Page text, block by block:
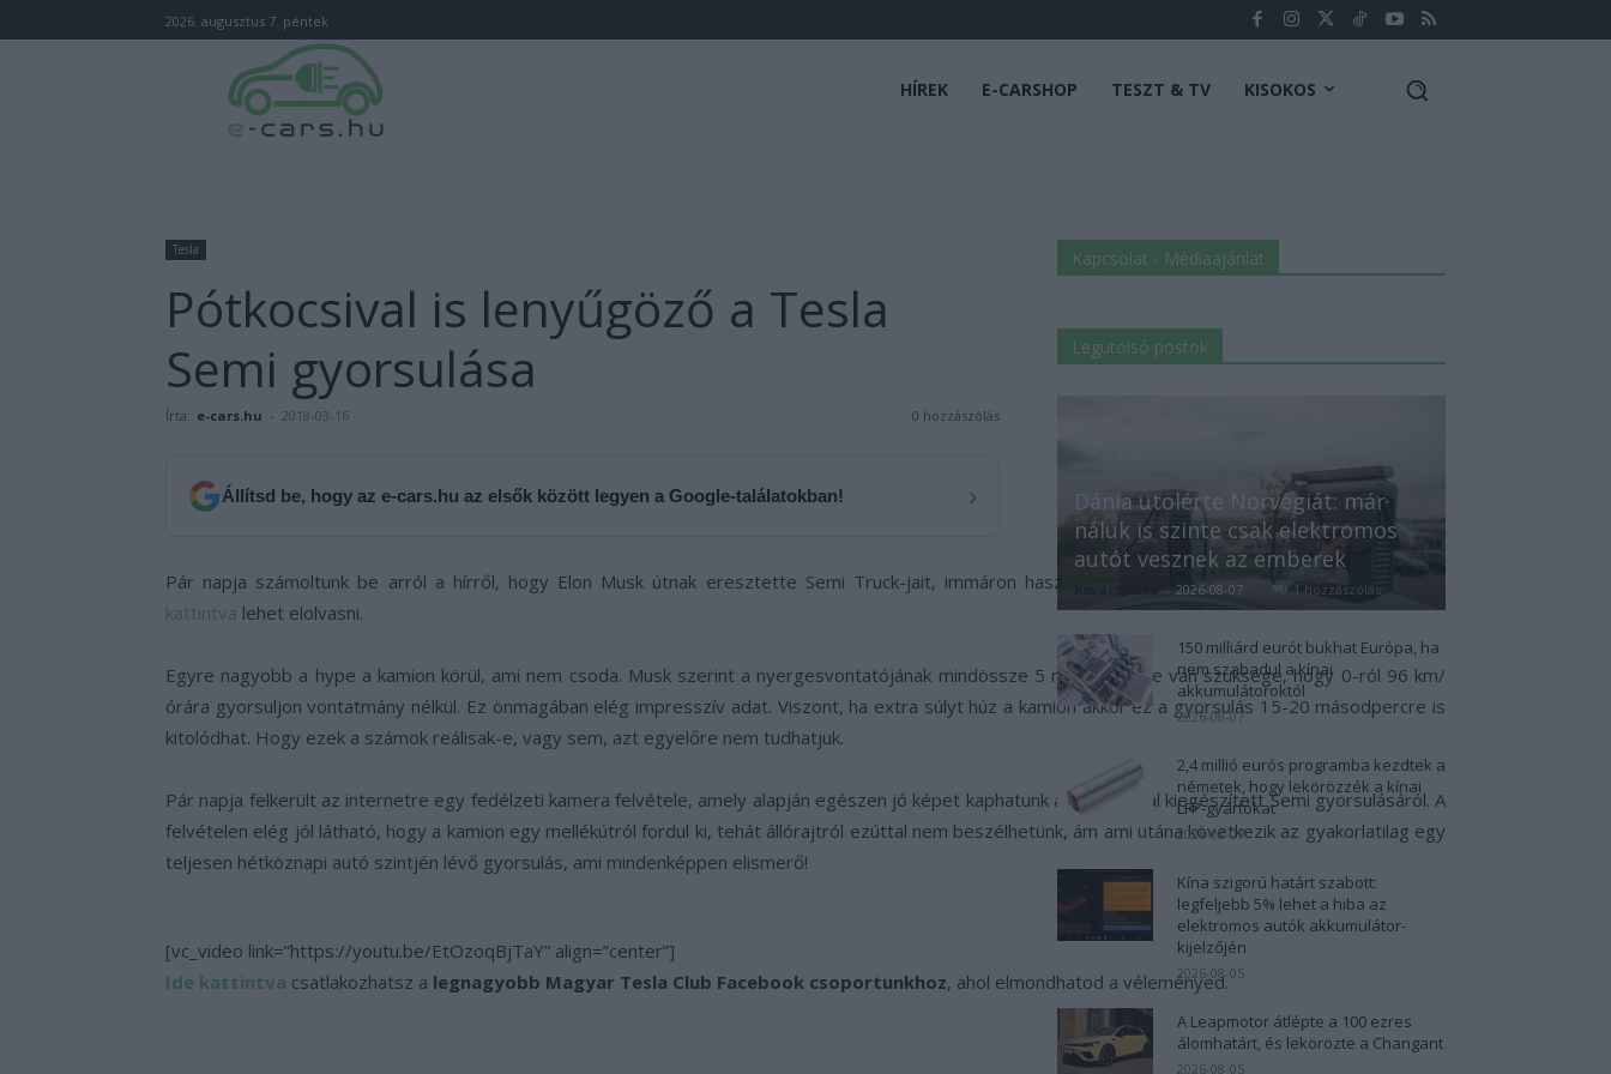
2026. augusztus 7. péntek
HÍREK E-CARSHOP TESZT & TV KISOKOS
Tesla
Pótkocsival is lenyűgöző a Tesla
Semi gyorsulása
Írta: e-cars.hu - 2018-03-16 0 hozzászólás
Állítsd be, hogy az e-cars.hu az elsők között legyen a Google-találatokban! ›
Pár napja számoltunk be arról a hírről, hogy Elon Musk útnak eresztette Semi Truck-jait, immáron hasznos teherrel együtt.Részletes cikkünket ide
kattintva lehet elolvasni.
Egyre nagyobb a hype a kamion körül, ami nem csoda. Musk szerint a nyergesvontatójának mindössze 5 másodpercre van szüksége, hogy 0-ról 96 km/
órára gyorsuljon vontatmány nélkül. Ez önmagában elég impresszív adat. Viszont, ha extra súlyt húz a kamion akkor ez a gyorsulás 15-20 másodpercre is
kitolódhat. Hogy ezek a számok reálisak-e, vagy sem, azt egyelőre nem tudhatjuk.
Pár napja felkerült az internetre egy fedélzeti kamera felvétele, amely alapján egészen jó képet kaphatunk a pótkocsival kiegészített Semi gyorsulásáról. A
felvételen elég jól látható, hogy a kamion egy mellékútról fordul ki, tehát állórajtról ezúttal nem beszélhetünk, ám ami utána következik az gyakorlatilag egy
teljesen hétköznapi autó szintjén lévő gyorsulás, ami mindenképpen elismerő!
[vc_video link=”https://youtu.be/EtOzoqBjTaY” align=”center”]
Ide kattintva csatlakozhatsz a legnagyobb Magyar Tesla Club Facebook csoportunkhoz, ahol elmondhatod a véleményed.
Kapcsolat - Médiaajánlat
Legutolsó postok
Dánia utolérte Norvégiát: már
náluk is szinte csak elektromos
autót vesznek az emberek
- 2026-08-07 1 hozzászólás
150 milliárd eurót bukhat Európa, ha
nem szabadul a kínai
akkumulátoroktól
2026-08-07
2,4 millió eurós programba kezdtek a
németek, hogy lekörözzék a kínai
LFP-gyártókat
2026-08-07
Kína szigorú határt szabott:
legfeljebb 5% lehet a hiba az
elektromos autók akkumulátor-
kijelzőjén
2026-08-05
A Leapmotor átlépte a 100 ezres
álomhatárt, és lekörözte a Changant
2026-08-05